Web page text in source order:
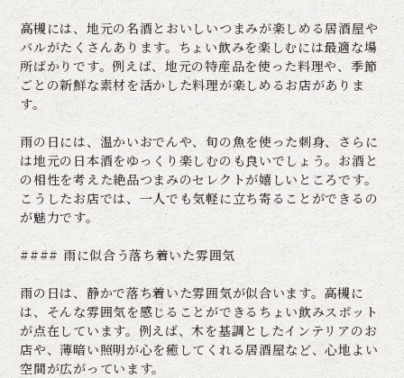
高槻には、地元の名酒とおいしいつまみが楽しめる居酒屋や
バルがたくさんあります。ちょい飲みを楽しむには最適な場
所ばかりです。例えば、地元の特産品を使った料理や、季節
ごとの新鮮な素材を活かした料理が楽しめるお店がありま
す。
雨の日には、温かいおでんや、旬の魚を使った刺身、さらに
は地元の日本酒をゆっくり楽しむのも良いでしょう。お酒と
の相性を考えた絶品つまみのセレクトが嬉しいところです。
こうしたお店では、一人でも気軽に立ち寄ることができるの
が魅力です。
#### 雨に似合う落ち着いた雰囲気
雨の日は、静かで落ち着いた雰囲気が似合います。高槻に
は、そんな雰囲気を感じることができるちょい飲みスポット
が点在しています。例えば、木を基調としたインテリアのお
店や、薄暗い照明が心を癒してくれる居酒屋など、心地よい
空間が広がっています。